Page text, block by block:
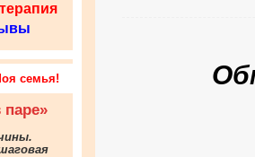
семья!